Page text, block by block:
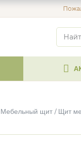
Мебельный щит Щит